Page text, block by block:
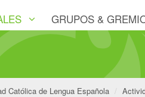
GRUPOS &
Católica de Lengua Española